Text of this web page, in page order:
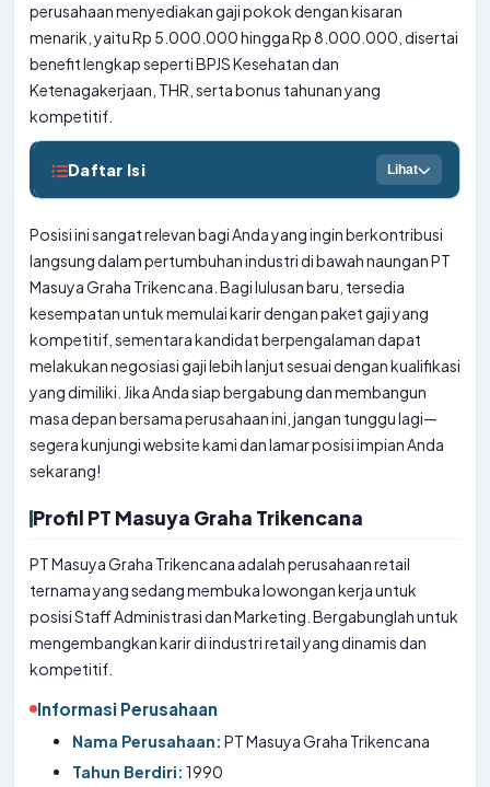
perusahaan menyediakan gaji pokok dengan kisaran
menarik, yaitu Rp 5.000.000 hingga Rp 8.000.000, disertai
benefit lengkap seperti BPJS Kesehatan dan
Ketenagakerjaan, THR, serta bonus tahunan yang
kompetitif.
Daftar Isi Lihat
Posisi ini sangat relevan bagi Anda yang ingin berkontribusi
langsung dalam pertumbuhan industri di bawah naungan PT
Masuya Graha Trikencana. Bagi lulusan baru, tersedia
kesempatan untuk memulai karir dengan paket gaji yang
kompetitif, sementara kandidat berpengalaman dapat
melakukan negosiasi gaji lebih lanjut sesuai dengan kualifikasi
yang dimiliki. Jika Anda siap bergabung dan membangun
masa depan bersama perusahaan ini, jangan tunggu lagi—
segera kunjungi website kami dan lamar posisi impian Anda
sekarang!
Profil PT Masuya Graha Trikencana
PT Masuya Graha Trikencana adalah perusahaan retail
ternama yang sedang membuka lowongan kerja untuk
posisi Staff Administrasi dan Marketing. Bergabunglah untuk
mengembangkan karir di industri retail yang dinamis dan
kompetitif.
Informasi Perusahaan
Nama Perusahaan: PT Masuya Graha Trikencana
Tahun Berdiri: 1990